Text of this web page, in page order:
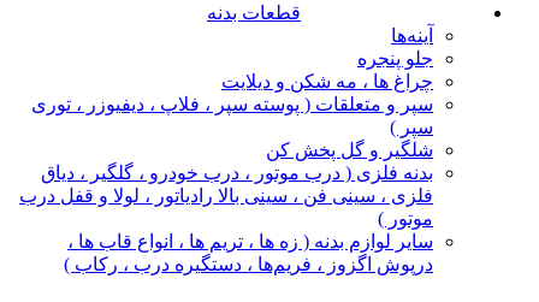
قطعات بدنه
آینه‌ها
جلو پنجره
چراغ‌ ها ، مه‌ شکن و دیلایت
سپر و متعلقات ( پوسته سپر ، فلاپ ، دیفیوزر ، توری
سپر )
شلگیر و گل‌ پخش‌ کن
بدنه فلزی ( درب موتور ، درب خودرو ، گلگیر ، دیاق
فلزی ، سینی فن ، سینی بالا رادیاتور ، لولا و قفل درب
موتور )
سایر لوازم بدنه ( زه ها ، تریم ها ، انواع قاب ها ،
درپوش اگزوز ، فریم‌ها ، دستگیره درب ، رکاب )